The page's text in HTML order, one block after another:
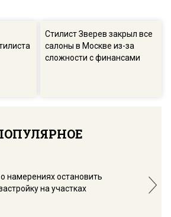
Стилист Зверев закрыл все
салоны в Москве из-за
сложности с финансами
намерениях остановить
на участках